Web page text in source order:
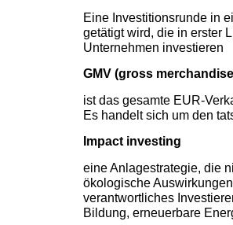
Eine Investitionsrunde in
getätigt wird, die in erster
Unternehmen investieren
GMV (gross
ist das gesamte EUR-
Es handelt sich um den
Impact investing
eine Anlagestrategie, die
ökologische
verantwortliches
Bildung, erneuerbare